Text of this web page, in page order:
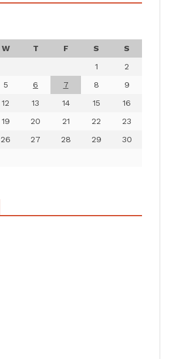
W T F S
S
1
2
5 6 7 8
9
12 13 14 15
16
19 20 21 22
23
26 27 28 29
30